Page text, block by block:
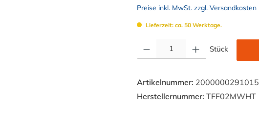
Preise inkl. MwSt. zzgl. Versandkosten
Lieferzeit: ca. 50 Werktage.
Stück
Artikelnummer: 2000000291015
Herstellernummer: TFF02MWHT